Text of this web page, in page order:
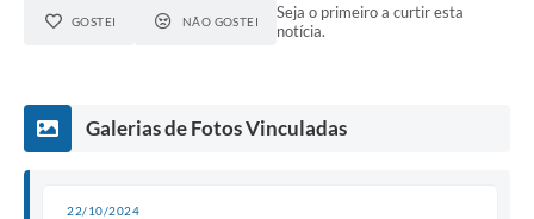
GOSTEI NÃO GOSTEI
Seja o primeiro a curtir esta
notícia.
Galerias de Fotos Vinculadas
22/10/2024